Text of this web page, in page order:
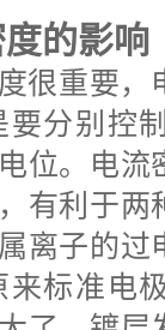
的影响
很重要
分别控
位。电
有利于两
离子的过
标准电